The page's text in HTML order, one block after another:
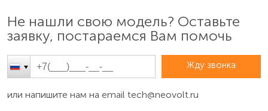
Не нашли свою модель? Оставьте
заявку, постараемся Вам помочь
Жду звонка
или напишите нам на email tech@neovolt.ru